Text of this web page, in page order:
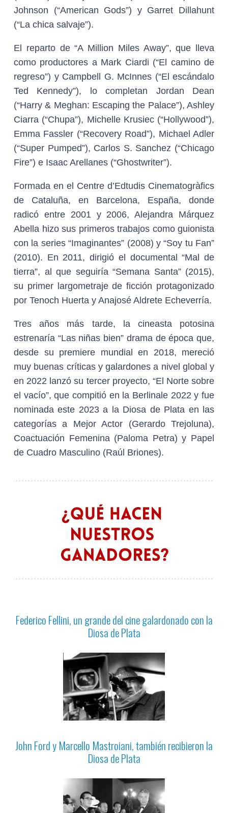
Johnson (“American Gods”) y Garret Dillahunt
(“La chica salvaje”).
El reparto de “A Million Miles Away”, que lleva
como productores a Mark Ciardi (“El camino de
regreso”) y Campbell G. McInnes (“El escándalo
Ted Kennedy”), lo completan Jordan Dean
(“Harry & Meghan: Escaping the Palace”), Ashley
Ciarra (“Chupa”), Michelle Krusiec (“Hollywood”),
Emma Fassler (“Recovery Road”), Michael Adler
(“Super Pumped”), Carlos S. Sanchez (“Chicago
Fire”) e Isaac Arellanes (“Ghostwriter”).
Formada en el Centre d’Edtudis Cinematogràfics
de Cataluña, en Barcelona, España, donde
radicó entre 2001 y 2006, Alejandra Márquez
Abella hizo sus primeros trabajos como guionista
con la series “Imaginantes” (2008) y “Soy tu Fan”
(2010). En 2011, dirigió el documental “Mal de
tierra”, al que seguiría “Semana Santa” (2015),
su primer largometraje de ficción protagonizado
por Tenoch Huerta y Anajosé Aldrete Echeverría.
Tres años más tarde, la cineasta potosina
estrenaría “Las niñas bien” drama de época que,
desde su premiere mundial en 2018, mereció
muy buenas críticas y galardones a nivel global y
en 2022 lanzó su tercer proyecto, “El Norte sobre
el vacío”, que compitió en la Berlinale 2022 y fue
nominada este 2023 a la Diosa de Plata en las
categorías a Mejor Actor (Gerardo Trejoluna),
Coactuación Femenina (Paloma Petra) y Papel
de Cuadro Masculino (Raúl Briones).
Federico Fellini, un grande del cine galardonado con la
Diosa de Plata
John Ford y Marcello Mastroiani, también recibieron la
Diosa de Plata